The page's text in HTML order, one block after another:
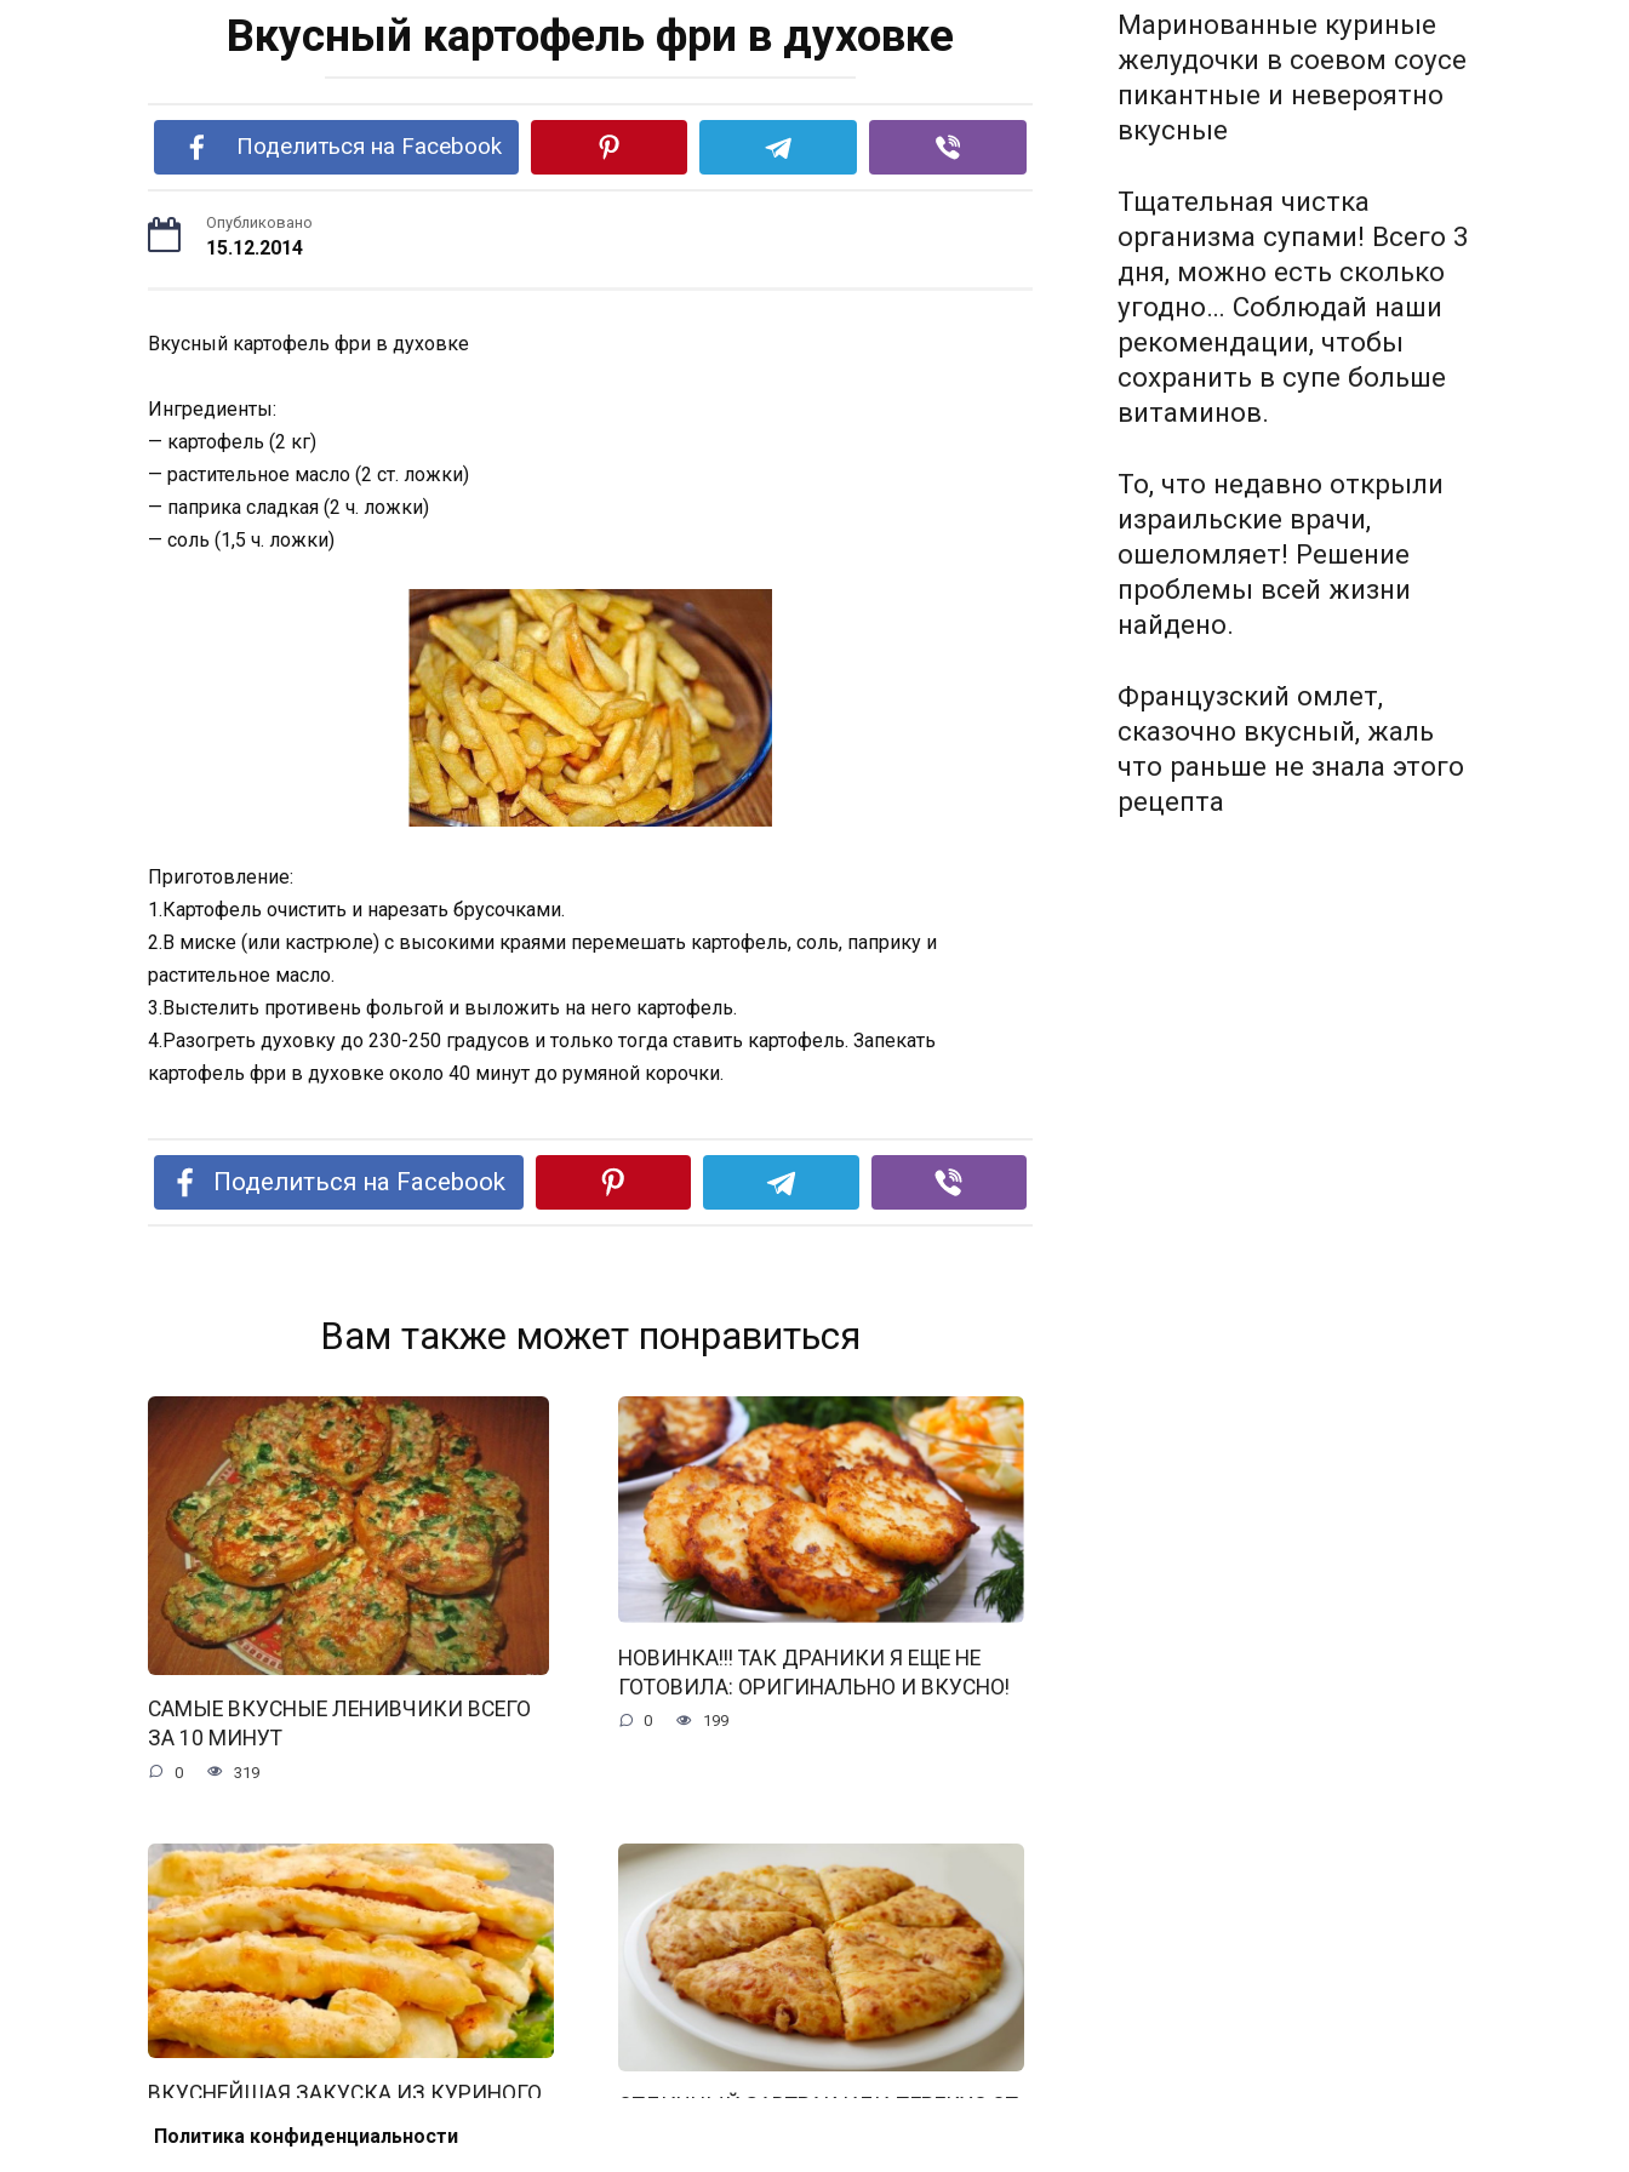
Вкусный картофель фри в духовке
Поделиться на Facebook
Опубликовано
15.12.2014
Вкусный картофель фри в духовке
Ингредиенты:
— картофель (2 кг)
— растительное масло (2 ст. ложки)
— паприка сладкая (2 ч. ложки)
— соль (1,5 ч. ложки)
Приготовление:
1.Картофель очистить и нарезать брусочками.
2.В миске (или кастрюле) с высокими краями перемешать картофель, соль, паприку и
растительное масло.
3.Выстелить противень фольгой и выложить на него картофель.
4.Разогреть духовку до 230-250 градусов и только тогда ставить картофель. Запекать
картофель фри в духовке около 40 минут до румяной корочки.
Поделиться на Facebook
Вам также может понравиться
САМЫЕ ВКУСНЫЕ ЛЕНИВЧИКИ ВСЕГО
ЗА 10 МИНУТ
0 319
НОВИНКА!!! ТАК ДРАНИКИ Я ЕЩЕ НЕ
ГОТОВИЛА: ОРИГИНАЛЬНО И ВКУСНО!
0 199
ВКУСНЕЙШАЯ ЗАКУСКА ИЗ КУРИНОГО
ФИЛЕ: ЛУЧШЕ, ЧЕМ ЛЮБИМЫЕ
НАГГЕТСЫ
ОТЛИЧНЫЙ ЗАВТРАК ИЛИ ПЕРЕКУС ОТ
Маринованные куриные
желудочки в соевом соусе
пикантные и невероятно
вкусные
Тщательная чистка
организма супами! Всего 3
дня, можно есть сколько
угодно… Соблюдай наши
рекомендации, чтобы
сохранить в супе больше
витаминов.
То, что недавно открыли
израильские врачи,
ошеломляет! Решение
проблемы всей жизни
найдено.
Французский омлет,
сказочно вкусный, жаль
что раньше не знала этого
рецепта
Политика конфиденциальности